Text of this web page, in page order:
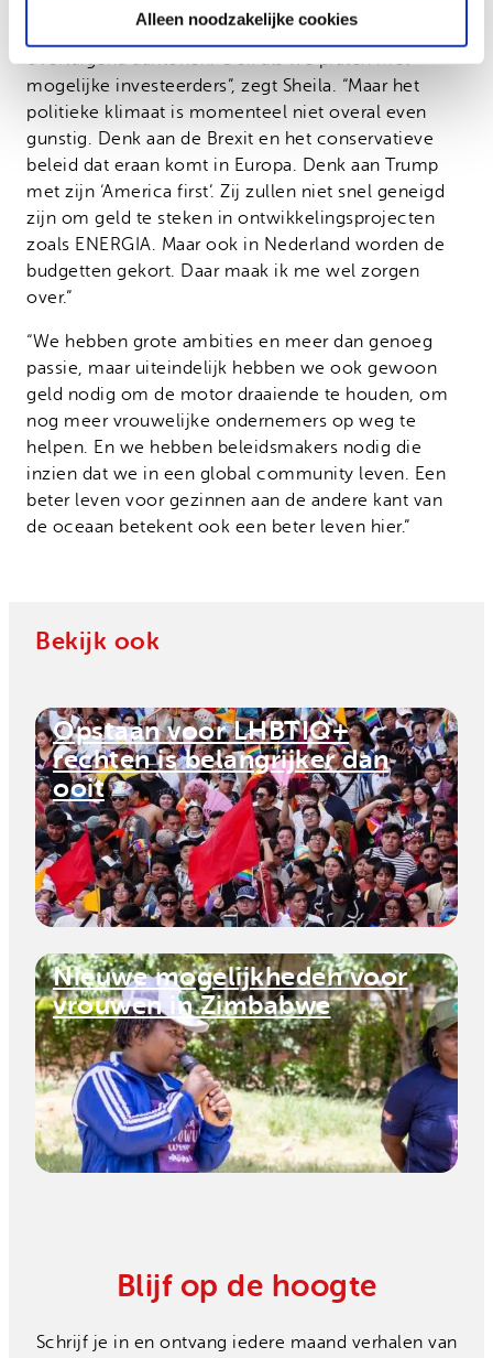
Alleen noodzakelijke cookies
ENERGIA? “Kijk, dat deze aanpak werkt, kunnen we
overtuigend aantonen. Ook als we praten met
mogelijke investeerders”, zegt Sheila. “Maar het
politieke klimaat is momenteel niet overal even
gunstig. Denk aan de Brexit en het conservatieve
beleid dat eraan komt in Europa. Denk aan Trump
met zijn ‘America first’. Zij zullen niet snel geneigd
zijn om geld te steken in ontwikkelingsprojecten
zoals ENERGIA. Maar ook in Nederland worden de
budgetten gekort. Daar maak ik me wel zorgen
over.”
“We hebben grote ambities en meer dan genoeg
passie, maar uiteindelijk hebben we ook gewoon
geld nodig om de motor draaiende te houden, om
nog meer vrouwelijke ondernemers op weg te
helpen. En we hebben beleidsmakers nodig die
inzien dat we in een global community leven. Een
beter leven voor gezinnen aan de andere kant van
de oceaan betekent ook een beter leven hier.”
Bekijk ook
Hoe een jonge ondernemer
voedsel redt in Zimbabwe
Opstaan voor LHBTIQ+
rechten is belangrijker dan
ooit
Nieuwe mogelijkheden voor
vrouwen in Zimbabwe
Blijf op de hoogte
Schrijf je in en ontvang iedere maand verhalen van